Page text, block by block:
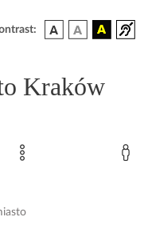
Kraków